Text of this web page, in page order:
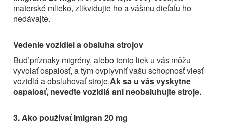
materské mlieko, zlikvidujte ho a vášmu dieťaťu ho
nedávajte.
Vedenie vozidiel a obsluha strojov
Buď príznaky migrény, alebo tento liek u vás môžu
vyvolať ospalosť, a tým ovplyvniť vašu schopnosť viesť
vozidlá a obsluhovať stroje.Ak sa u vás vyskytne
ospalosť, neveďte vozidlá ani neobsluhujte stroje.
3. Ako používať Imigran 20 mg